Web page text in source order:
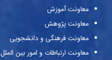
معاونت آموزش
معاونت پژوهش
معاونت فرهنگی و دانشجویی
معاونت ارتباطات و امور بین الملل